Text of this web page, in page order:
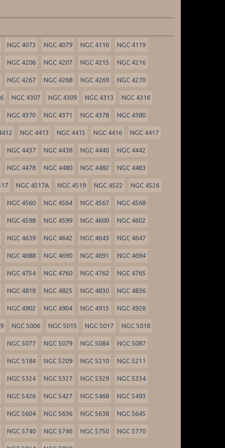
NGC 4073 NGC 4079 NGC 4116 NGC 4119
NGC 4206 NGC 4207 NGC 4215 NGC 4216
NGC 4267 NGC 4268 NGC 4269 NGC 4270
NGC 4307 NGC 4309 NGC 4313 NGC 4316
NGC 4370 NGC 4371 NGC 4378 NGC 4380
NGC 4413 NGC 4415 NGC 4416 NGC 4417
NGC 4437 NGC 4438 NGC 4440 NGC 4442
NGC 4478 NGC 4480 NGC 4482 NGC 4483
NGC 4517A NGC 4519 NGC 4522 NGC 4526
NGC 4560 NGC 4564 NGC 4567 NGC 4568
NGC 4598 NGC 4599 NGC 4600 NGC 4602
NGC 4639 NGC 4642 NGC 4643 NGC 4647
NGC 4688 NGC 4690 NGC 4691 NGC 4694
NGC 4754 NGC 4760 NGC 4762 NGC 4765
NGC 4818 NGC 4825 NGC 4830 NGC 4836
NGC 4902 NGC 4904 NGC 4915 NGC 4928
NGC 5006 NGC 5015 NGC 5017 NGC 5018
NGC 5077 NGC 5079 NGC 5084 NGC 5087
NGC 5184 NGC 5209 NGC 5210 NGC 5211
NGC 5324 NGC 5327 NGC 5329 NGC 5334
NGC 5426 NGC 5427 NGC 5468 NGC 5493
NGC 5604 NGC 5636 NGC 5638 NGC 5645
NGC 5740 NGC 5746 NGC 5750 NGC 5770